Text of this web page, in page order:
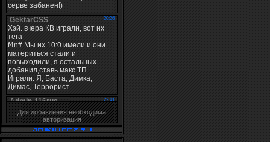
Для добавления необходима
авторизация